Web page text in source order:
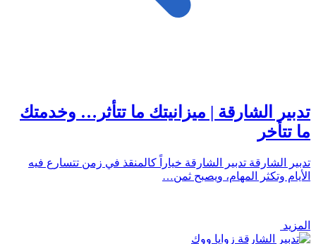
تدبير الشارقة | ميزانيتك ما تتأثر… وخدمتك
ما تتأخر
تدبير الشارقة تدبير الشارقة خياراً كالمنقذ في زمن تتسارع فيه
الأيام وتكثر المهام، ويصبح ثمن…
المزيد